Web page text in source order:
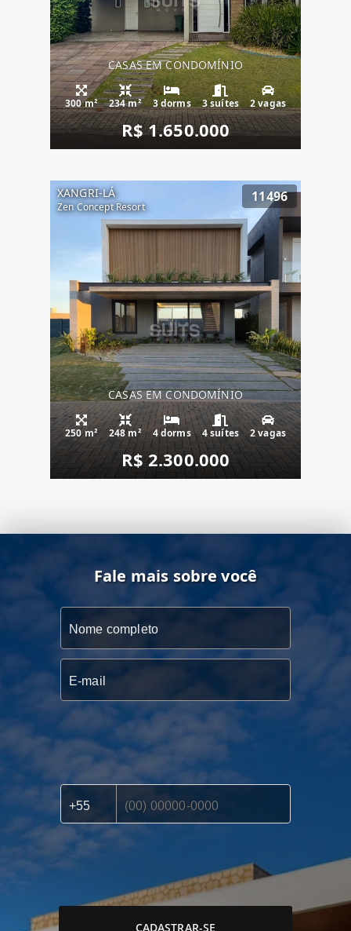
CASAS EM CONDOMÍNIO
300 m² 234 m² 3 dorms 3 suítes 2 vagas
R$ 1.650.000
XANGRI-LÁ
Zen Concept Resort
11496
CASAS EM CONDOMÍNIO
250 m² 248 m² 4 dorms 4 suítes 2 vagas
R$ 2.300.000
Fale mais sobre você
CADASTRAR-SE